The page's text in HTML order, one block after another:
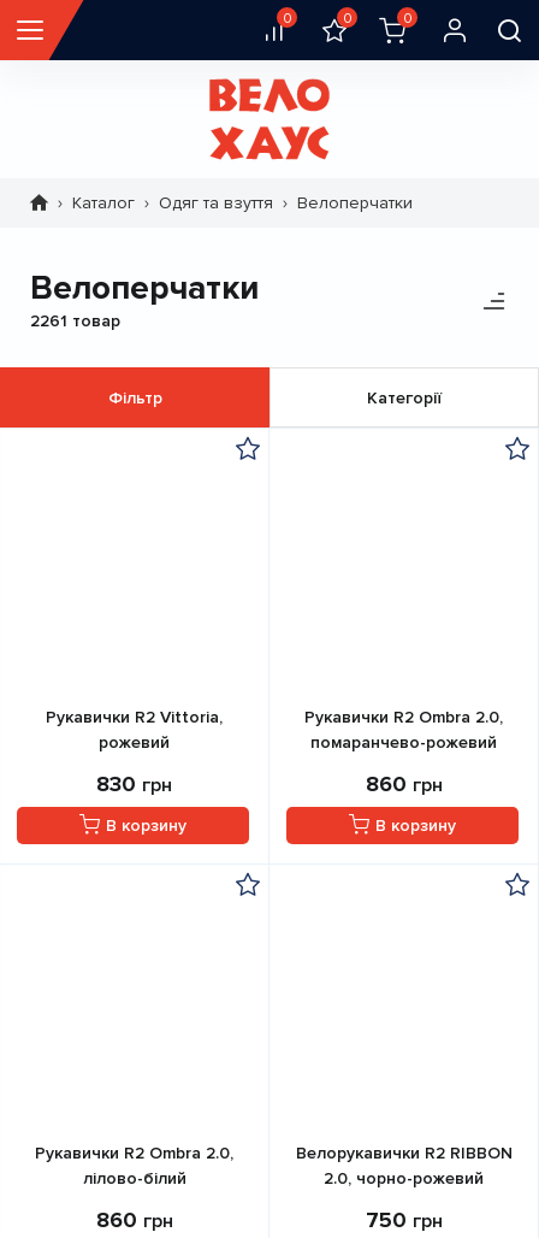
0 0 0
РядокКаталог Одяг та взуття Велоперчатки
Велоперчатки
Фільтр Категорії
2261 товар
Рукавички R2 Vittoria,
рожевий
830 грн
В корзину
Рукавички R2 Ombra 2.0,
помаранчево-рожевий
860 грн
В корзину
Рукавички R2 Ombra 2.0,
лілово-білий
860 грн
Велорукавички R2 RIBBON
2.0, чорно-рожевий
750 грн